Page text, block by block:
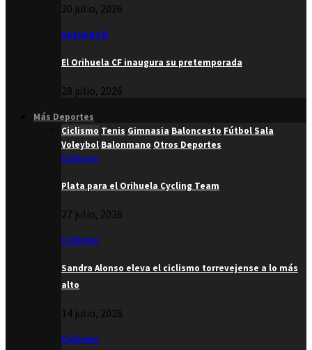
30 julio, 2026
Segunda B
El Orihuela CF inaugura su pretemporada
28 julio, 2026
Más Deportes
Ciclismo Tenis Gimnasia Baloncesto Fútbol Sala
Voleybol Balonmano Otros Deportes
Ciclismo
Plata para el Orihuela Cycling Team
27 julio, 2026
Ciclismo
Sandra Alonso eleva el ciclismo torrevejense a lo más
alto
14 julio, 2026
Ciclismo